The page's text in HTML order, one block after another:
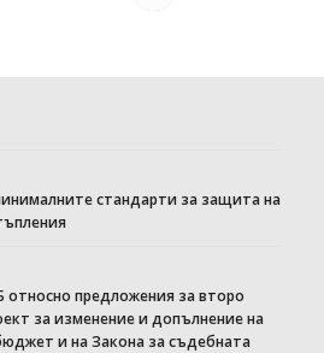
стандарти за защита на
относно предложения за второ
за изменение и допълнение на
и на Закона за съдебната